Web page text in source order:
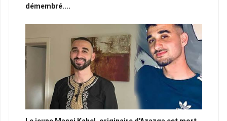
démembré....